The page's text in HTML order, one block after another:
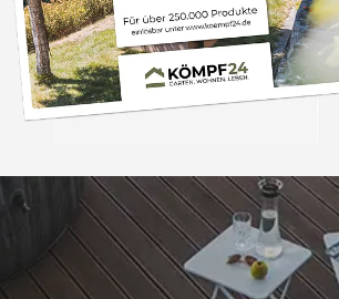
Trusted Shops